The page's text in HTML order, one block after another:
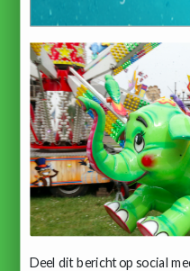
Deel dit bericht op social